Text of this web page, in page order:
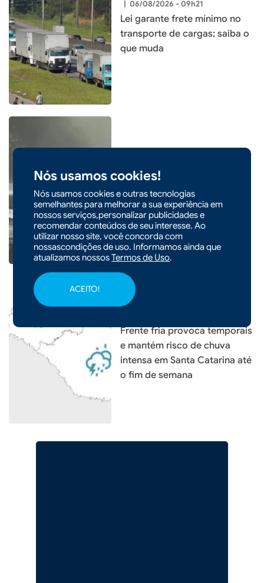
Nós usamos cookies!
Nós usamos cookies e outras tecnologias
semelhantes para melhorar a sua experiência em
nossos serviços,personalizar publicidades e
recomendar conteúdos de seu interesse. Ao
utilizar nosso site, você concorda com
nossascondições de uso. Informamos ainda que
atualizamos nossosTermos de Uso.
ACEITO!
| 06/08/2026 - 09h21
Lei garante frete mínimo no
transporte de cargas; saiba o
que muda
Entenda o que é o ciclone
bomba que pode atingir o Sul
do país
Frente fria provoca temporais
e mantém risco de chuva
intensa em Santa Catarina até
o fim de semana